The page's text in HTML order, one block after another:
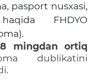
pasport nusxasi,
FHDYO
8 mingdan ortiq
dublikatini